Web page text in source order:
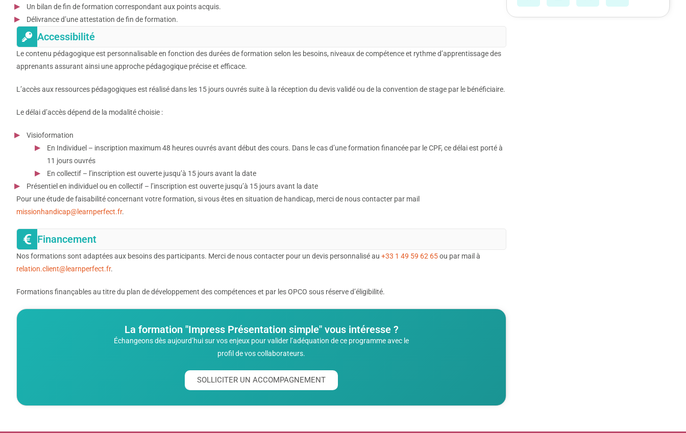
Un bilan de fin de formation correspondant aux points acquis.
Délivrance d’une attestation de fin de formation.
Accessibilité
Le contenu pédagogique est personnalisable en fonction des durées de formation selon les besoins, niveaux de compétence et rythme d’apprentissage des
apprenants assurant ainsi une approche pédagogique précise et efficace.
L’accès aux ressources pédagogiques est réalisé dans les 15 jours ouvrés suite à la réception du devis validé ou de la convention de stage par le bénéficiaire.
Le délai d’accès dépend de la modalité choisie :
Visioformation
En Individuel – inscription maximum 48 heures ouvrés avant début des cours. Dans le cas d’une formation financée par le CPF, ce délai est porté à
11 jours ouvrés
En collectif – l’inscription est ouverte jusqu’à 15 jours avant la date
Présentiel en individuel ou en collectif – l’inscription est ouverte jusqu’à 15 jours avant la date
Pour une étude de faisabilité concernant votre formation, si vous êtes en situation de handicap, merci de nous contacter par mail
missionhandicap@learnperfect.fr.
Financement
Nos formations sont adaptées aux besoins des participants. Merci de nous contacter pour un devis personnalisé au +33 1 49 59 62 65ou par mail à
relation.client@learnperfect.fr.
Formations finançables au titre du plan de développement des compétences et par les OPCO sous réserve d’éligibilité.
La formation "Impress Présentation simple" vous intéresse ?
Échangeons dès aujourd’hui sur vos enjeux pour valider l’adéquation de ce programme avec le
profil de vos collaborateurs.
SOLLICITER UN ACCOMPAGNEMENT